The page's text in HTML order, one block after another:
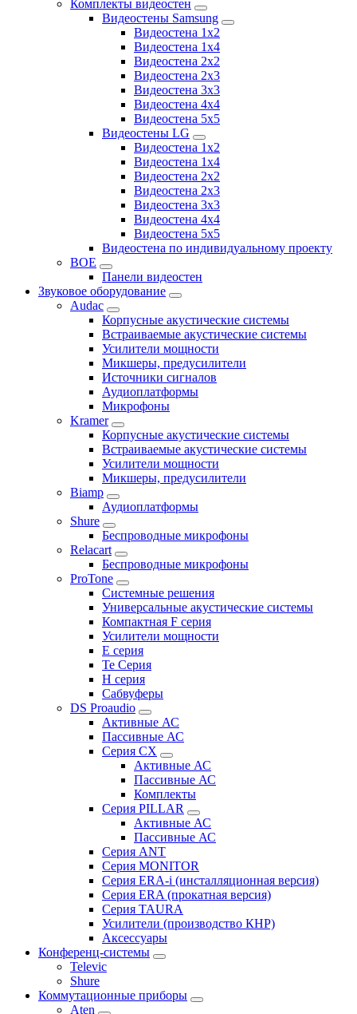
Комплекты видеостен
Видеостены Samsung
Видеостена 1x2
Видеостена 1x4
Видеостена 2x2
Видеостена 2х3
Видеостена 3x3
Видеостена 4x4
Видеостена 5x5
Видеостены LG
Видеостена 1x2
Видеостена 1x4
Видеостена 2x2
Видеостена 2x3
Видеостена 3x3
Видеостена 4x4
Видеостена 5x5
Видеостена по индивидуальному проекту
BOE
Панели видеостен
Звуковое оборудование
Audac
Корпусные акустические системы
Встраиваемые акустические системы
Усилители мощности
Микшеры, предусилители
Источники сигналов
Аудиоплатформы
Микрофоны
Kramer
Корпусные акустические системы
Встраиваемые акустические системы
Усилители мощности
Микшеры, предусилители
Biamp
Аудиоплатформы
Shure
Беспроводные микрофоны
Relacart
Беспроводные микрофоны
ProTone
Системные решения
Универсальные акустические системы
Компактная F серия
Усилители мощности
E серия
Te Серия
H серия
Сабвуферы
DS Proaudio
Активные АС
Пассивные АС
Серия CX
Активные АС
Пассивные АС
Комплекты
Серия PILLAR
Активные АС
Пассивные АС
Серия ANT
Серия MONITOR
Серия ERA-i (инсталляционная версия)
Серия ERA (прокатная версия)
Серия TAURA
Усилители (производство КНР)
Аксессуары
Конференц-системы
Televic
Shure
Коммутационные приборы
Aten